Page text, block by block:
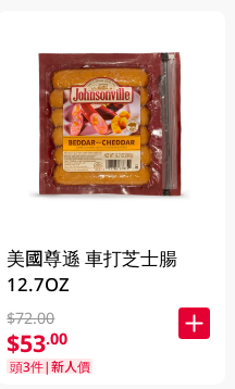
美國尊遜 車打芝士腸
12.7OZ
$72.00
$53.00
頭3件|新人價